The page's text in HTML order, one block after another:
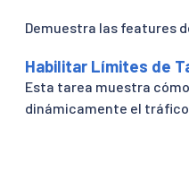
Demuestra las features
Habilitar Límites de
Esta tarea muestra
dinámicamente el tráfico